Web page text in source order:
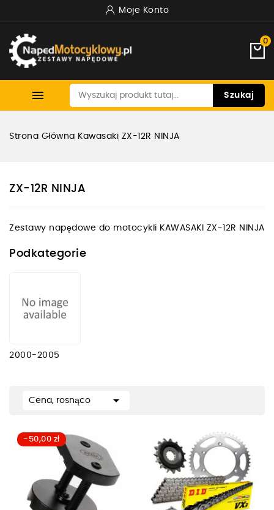
Moje Konto
0
 Szukaj
Strona Główna Kawasaki ZX-12R NINJA
ZX-12R NINJA
Zestawy napędowe do motocykli KAWASAKI ZX-12R NINJA
Podkategorie
2000-2005
Cena, rosnąco 
-50,00 zł